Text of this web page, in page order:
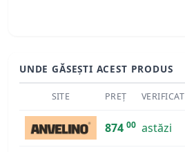
UNDE GĂSEȘTI ACEST PRODUS
SITE PREȚ VERIFICAT
874 00 astăzi